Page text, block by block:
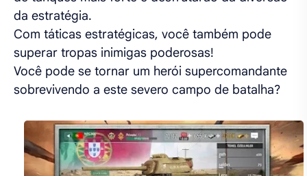
da estratégia.
Com táticas estratégicas, você também pode
superar tropas inimigas poderosas!
Você pode se tornar um herói supercomandante
sobrevivendo a este severo campo de batalha?